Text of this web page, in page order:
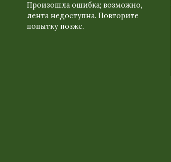
Произошла ошибка; возможно,
лента недоступна. Повторите
попытку позже.